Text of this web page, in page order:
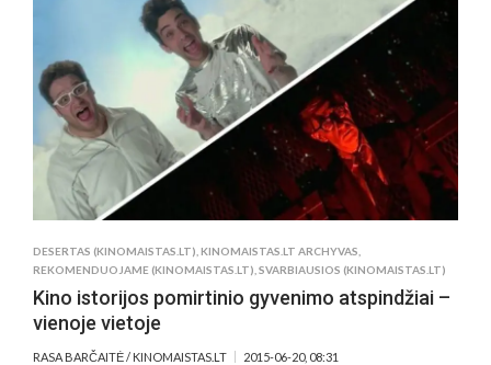
NUOTYKIAI
DVASIŲ
PASAULYJE“
–
FILOSOFINIS
LABIRINTAS
DESERTAS (KINOMAISTAS.LT) KINOMAISTAS.LT ARCHYVAS
REKOMENDUOJAME (KINOMAISTAS.LT) SVARBIAUSIOS (KINOMAISTAS.LT)
Kino istorijos pomirtinio gyvenimo atspindžiai –
vienoje vietoje
RASA BARČAITĖ / KINOMAISTAS.LT 2015-06-20, 08:31